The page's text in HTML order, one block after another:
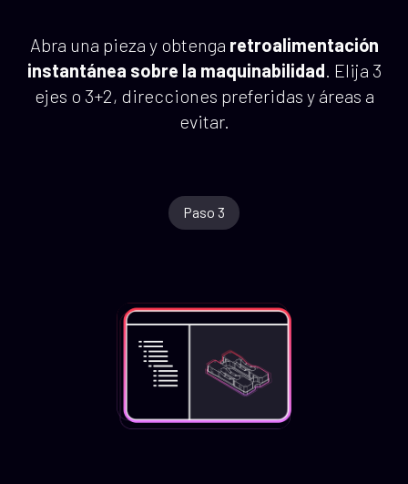
Abra una pieza y obtenga retroalimentación
instantánea sobre la maquinabilidad. Elija 3
ejes o 3+2, direcciones preferidas y áreas a
evitar.
Paso 3